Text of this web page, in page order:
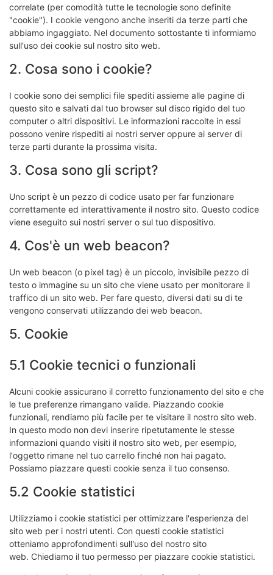
correlate (per comodità tutte le tecnologie sono definite
"cookie"). I cookie vengono anche inseriti da terze parti che
abbiamo ingaggiato. Nel documento sottostante ti informiamo
sull'uso dei cookie sul nostro sito web.
2. Cosa sono i cookie?
I cookie sono dei semplici file spediti assieme alle pagine di
questo sito e salvati dal tuo browser sul disco rigido del tuo
computer o altri dispositivi. Le informazioni raccolte in essi
possono venire rispediti ai nostri server oppure ai server di
terze parti durante la prossima visita.
3. Cosa sono gli script?
Uno script è un pezzo di codice usato per far funzionare
correttamente ed interattivamente il nostro sito. Questo codice
viene eseguito sui nostri server o sul tuo dispositivo.
4. Cos'è un web beacon?
Un web beacon (o pixel tag) è un piccolo, invisibile pezzo di
testo o immagine su un sito che viene usato per monitorare il
traffico di un sito web. Per fare questo, diversi dati su di te
vengono conservati utilizzando dei web beacon.
5. Cookie
5.1 Cookie tecnici o funzionali
Alcuni cookie assicurano il corretto funzionamento del sito e che
le tue preferenze rimangano valide. Piazzando cookie
funzionali, rendiamo più facile per te visitare il nostro sito web.
In questo modo non devi inserire ripetutamente le stesse
informazioni quando visiti il nostro sito web, per esempio,
l'oggetto rimane nel tuo carrello finché non hai pagato.
Possiamo piazzare questi cookie senza il tuo consenso.
5.2 Cookie statistici
Utilizziamo i cookie statistici per ottimizzare l'esperienza del
sito web per i nostri utenti. Con questi cookie statistici
otteniamo approfondimenti sull'uso del nostro sito
web. Chiediamo il tuo permesso per piazzare cookie statistici.